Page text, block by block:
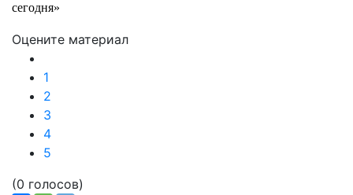
сегодня»
Оцените материал
1
2
3
4
5
(0 голосов)